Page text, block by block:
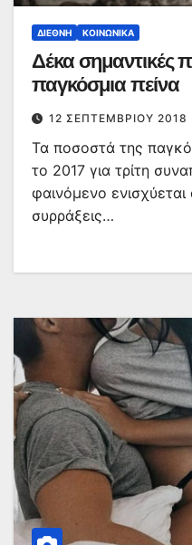
ΔΙΕΘΝΉ ΚΟΙΝΩΝΙΚΆ
Δέκα σημαντικές
παγκόσμια πείνα
12 ΣΕΠΤΕΜΒΡΊΟΥ 2018
Τα ποσοστά της
το 2017 για τρίτη
φαινόμενο ενισχύεται
συρράξεις…